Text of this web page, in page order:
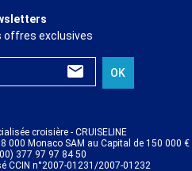
offres exclusives
OK
croisière - CRUISELINE
000 Monaco SAM au Capital de 150 000 €
377 97 97 84 50
CCIN n°2007-01231/2007-01232